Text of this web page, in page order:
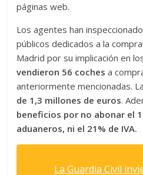
páginas web.
Los agentes han
públicos dedicados a la
Madrid por su implicación en
vendieron 56 coches a
anteriormente mencionadas.
de 1,3 millones de euros.
beneficios por no abonar el
aduaneros, ni el 21% de IVA.
La Guardia Civil